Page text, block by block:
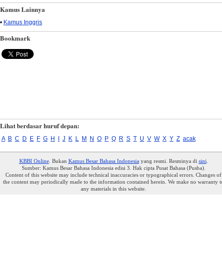
Kamus Lainnya
• Kamus Inggris
Bookmark
Lihat berdasar huruf depan:
A B C D E F G H I J K L M N O P Q R S T U V W X Y Z acak
KBBI Online. Bukan Kamus Besar Bahasa Indonesiayang resmi. Resminya di sini
Sumber: Kamus Besar Bahasa Indonesia edisi 3. Hak cipta Pusat Bahasa (Pusba).
Content of this website may include technical inaccuracies or typographical errors. Changes of
the content may periodically made to the information contained herein. We make no warranty
any materials in this website.